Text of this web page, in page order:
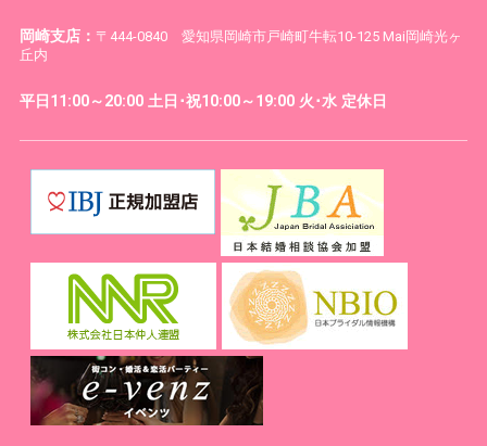
岡崎支店： 〒444-0840 愛知県岡崎市戸崎町牛転10-125 Mai岡崎光ヶ
丘内
平日11:00～20:00 土日･祝10:00～19:00 火･水 定休日